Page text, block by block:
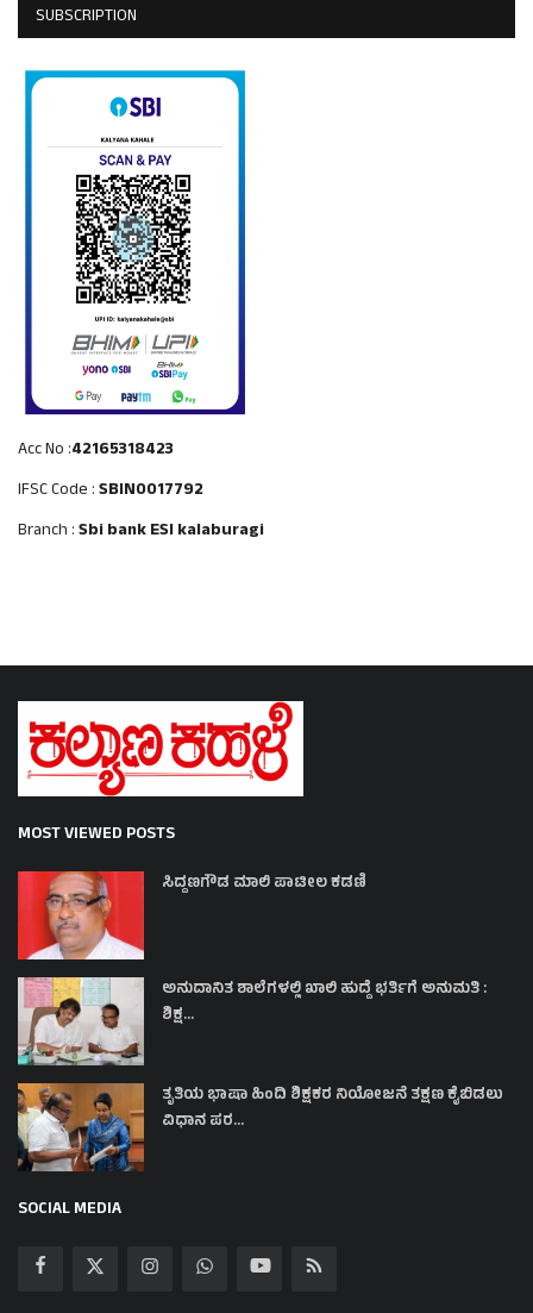
SUBSCRIPTION
Acc No :42165318423
IFSC Code :SBIN0017792
Branch :Sbi bank ESI kalaburagi
MOST VIEWED POSTS
ಸಿದ್ದಣಗೌಡ ಮಾಲಿ ಪಾಟೀಲ ಕಡಣಿ
ಅನುದಾನಿತ ಶಾಲೆಗಳಲ್ಲಿ ಖಾಲಿ ಹುದ್ದೆ ಭರ್ತಿಗೆ ಅನುಮತಿ :
ಶಿಕ್ಷ...
ತೃತಿಯ ಭಾಷಾ ಹಿಂದಿ ಶಿಕ್ಷಕರ ನಿಯೋಜನೆ ತಕ್ಷಣ ಕೈಬಿಡಲು
ವಿಧಾನ ಪರ...
SOCIAL MEDIA